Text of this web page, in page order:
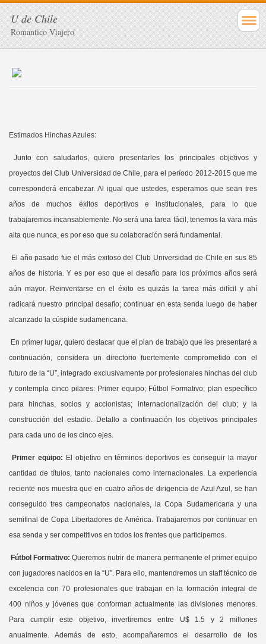
U de Chile
Romantico Viajero
Estimados Hinchas Azules:
Junto con saludarlos, quiero presentarles los principales objetivos y
proyectos del Club Universidad de Chile, para el período 2012-2015 que me
corresponderá encabezar. Al igual que ustedes, esperamos que sean tres
años de muchos éxitos deportivos e institucionales, para lo que
trabajaremos incansablemente. No será una tarea fácil, tenemos la vara más
alta que nunca, es por eso que su colaboración será fundamental.
El año pasado fue el más exitoso del Club Universidad de Chile en sus 85
años de historia. Y es por eso que el desafío para los próximos años será
aún mayor. Reinventarse en el éxito es quizás la tarea más difícil y ahí
radicará nuestro principal desafío; continuar en esta senda luego de haber
alcanzado la cúspide sudamericana.
En primer lugar, quiero destacar que el plan de trabajo que les presentaré a
continuación, considera un directorio fuertemente comprometido con el
futuro de la “U”, integrado exclusivamente por profesionales hinchas del club
y contempla cinco pilares: Primer equipo; Fútbol Formativo; plan específico
para hinchas, socios y accionistas; internacionalización del club; y la
construcción del estadio. Detallo a continuación los objetivos principales
para cada uno de los cinco ejes.
Primer equipo: El objetivo en términos deportivos es conseguir la mayor
cantidad de títulos, tanto nacionales como internacionales. La experiencia
reciente nos muestra que en cuatro años de dirigencia de Azul Azul, se han
conseguido tres campeonatos nacionales, la Copa Sudamericana y una
semifinal de Copa Libertadores de América. Trabajaremos por continuar en
esa senda y ser competitivos en todos los frentes que participemos.
Fútbol Formativo: Queremos nutrir de manera permanente el primer equipo
con jugadores nacidos en la “U”. Para ello, mantendremos un staff técnico de
excelencia con 70 profesionales que trabajan en la formación integral de
400 niños y jóvenes que conforman actualmente las divisiones menores.
Para cumplir este objetivo, invertiremos entre U$ 1.5 y 2 millones
anualmente. Además de esto, acompañaremos el desarrollo de los